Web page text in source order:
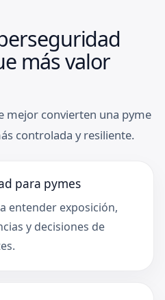
más valor
mejor convierten una pyme
controlada y resiliente.
para pymes
entender exposición,
y decisiones de